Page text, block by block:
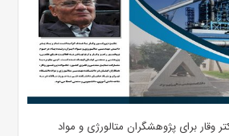
وقار برای پژوهشگران متالورژی و مواد